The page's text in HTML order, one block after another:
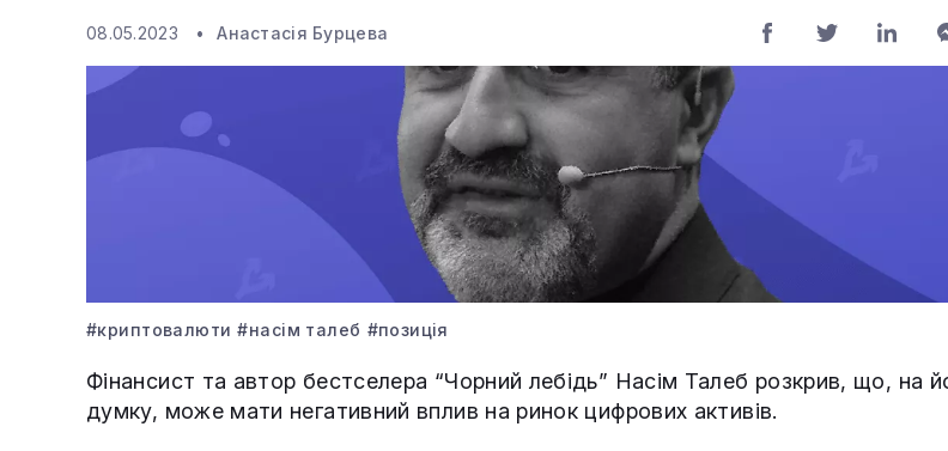
08.05.2023 Анастасія Бурцева
#криптовалюти #насім талеб #позиція
Фінансист та автор бестселера “Чорний лебідь” Насім Талеб розкрив, що, на
думку, може мати негативний вплив на ринок цифрових активів.